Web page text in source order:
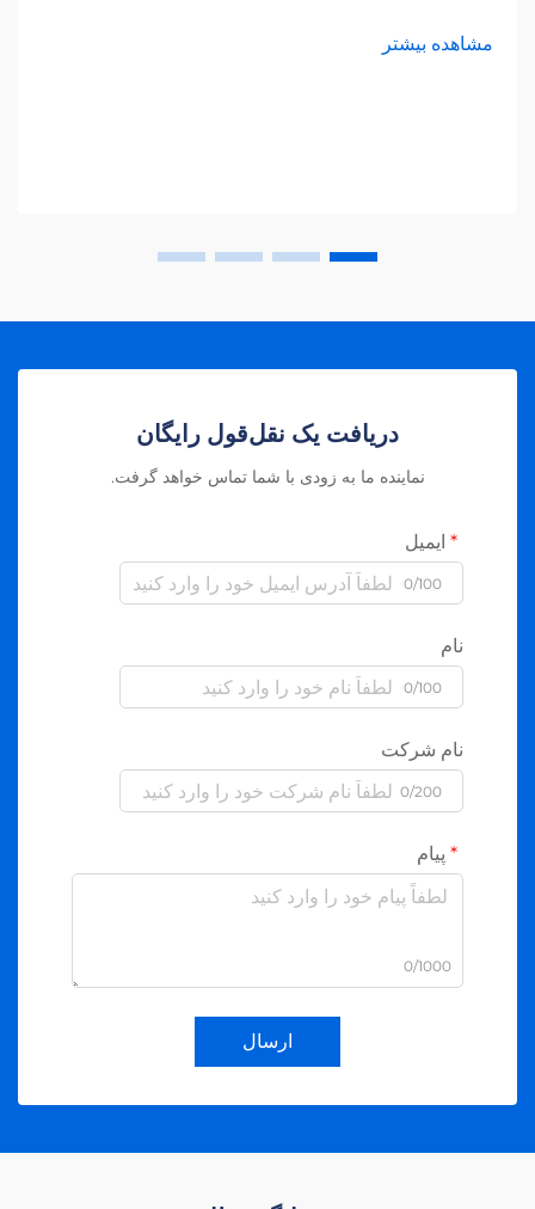
فتوولتائیک قرار دارد. این اس...
مشاهده بیشتر
دریافت یک نقل‌قول رایگان
نماینده ما به زودی با شما تماس خواهد گرفت.
ایمیل
0/100
نام
0/100
نام شرکت
0/200
پیام
0/1000
ارسال